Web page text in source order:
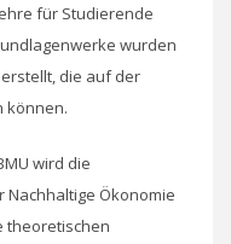
für Studierende
wurden
die auf der
können.
wird die
Ökonomie
theoretischen